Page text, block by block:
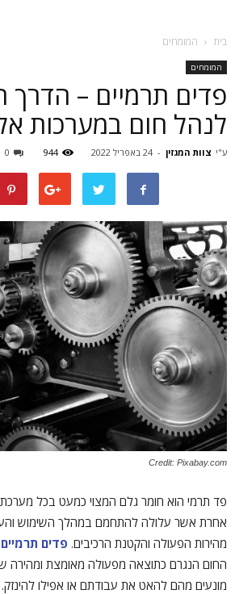
בית המומחים
המומחים
פדים תרמיים – הדרך
לנהל חום במערכות
ע"י צוות המגזין - 24 באפריל 2022 944
0
Credit: Pixabay.com
פד תרמי הוא חומר גלם המצוי כמעט בכל מערכת
אחרת אשר עלולה להתחמם במהלך השימוש
מהירות הפעולה והקטנת הרכיבים. פדים תרמיים
החום הנגרם כתוצאה מפעולה מאומצת ומהירה
מונעים מהם להאט את עבודתם או אפילו להינזק.